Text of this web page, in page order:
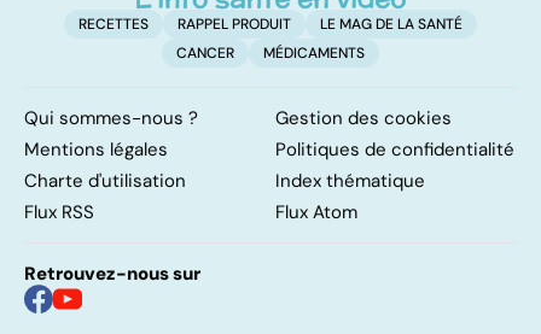
RECETTES RAPPEL PRODUIT
LE MAG DE LA SANTÉ
CANCER
MÉDICAMENTS
Qui sommes-nous ?
Gestion des cookies
Mentions légales
Politiques de confidentialité
Charte d'utilisation
Index thématique
Flux RSS
Flux Atom
Retrouvez-nous sur